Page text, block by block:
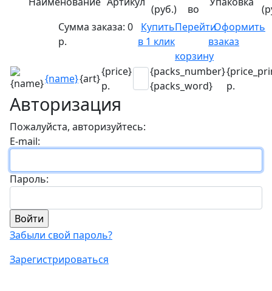
(руб.)
во
Сумма заказа: 0
р.
Купить
в 1 клик
Перейти
в
корзину
Оформить
заказ
{name}{art}
{price}
р.
{packs_number}
{packs_word}
р.
Авторизация
Пожалуйста, авторизуйтесь:
E-mail:
Пароль:
Забыли свой пароль?
Зарегистрироваться